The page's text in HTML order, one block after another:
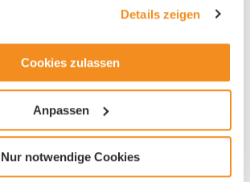
Details zeigen
Cookies zulassen
Anpassen
Nur notwendige Cookies
GmbH